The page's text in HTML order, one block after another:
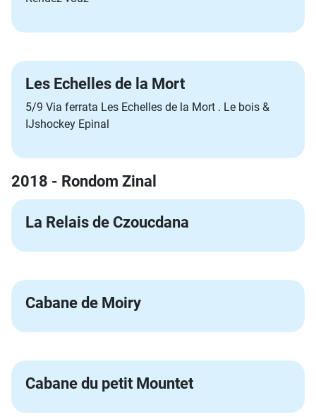
Les Echelles de la Mort
5/9 Via ferrata Les Echelles de la Mort . Le bois &
IJshockey Epinal
2018 - Rondom Zinal
La Relais de Czoucdana
Cabane de Moiry
Cabane du petit Mountet